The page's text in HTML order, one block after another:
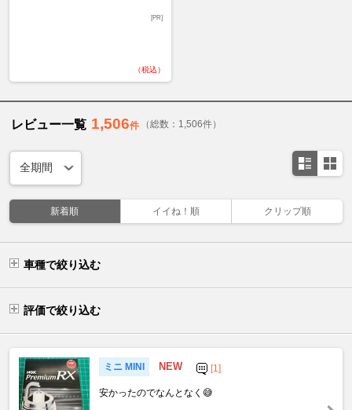
[PR]
（税込）
レビュー一覧 1,506件 （総数：1,506件）
新着順 イイね！順 クリップ順
車種で絞り込む
評価で絞り込む
ミニ MINI NEW [1]
安かったのでなんとなく😅